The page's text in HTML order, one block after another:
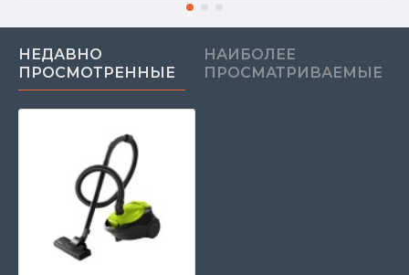
НЕДАВНО
ПРОСМОТРЕННЫЕ
НАИБОЛЕЕ
ПРОСМАТРИВАЕМЫЕ